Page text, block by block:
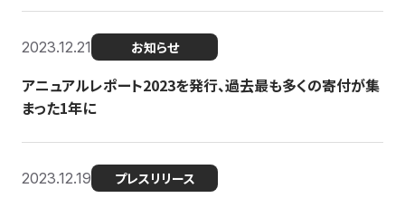
2023.12.21 お知らせ
アニュアルレポート2023を発行、過去最も多くの寄付が集
まった1年に
2023.12.19 プレスリリース